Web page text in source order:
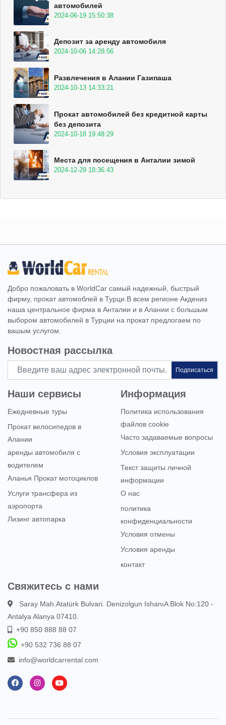
автомобилей
2024-06-19 15:50:38
Депозит за аренду автомобиля
2024-10-06 14:28:56
Развлечения в Алании Газипаша
2024-10-13 14:33:21
Прокат автомобилей без кредитной карты
без депозита
2024-10-18 19:48:29
Места для посещения в Анталии зимой
2024-12-29 18:36:43
Добро пожаловать в WorldCar самый надежный, быстрый
фирму, прокат автомоблей в Турци.В всем регионе Акдениз
наша центральное фирма в Анталии и в Алании с большым
выбором автомобилей в Турции на прокат предлогаем по
вашым услугом.
Новостная рассылка
Подписаться
Наши сервисы
Ежедневные туры
Прокат велосипедов в
Алании
аренды автомобиля с
водителем
Аланья Прокат мотоциклов
Услуги трансфера из
аэропорта
Лизинг автопарка
Информация
Политика использования
файлов cookie
Часто задаваемые вопросы
Условия эксплуатации
Текст защиты личной
информации
О нас
политика
конфиденциальности
Условия отмены
Условия аренды
контакт
Свяжитесь с нами
Saray Mah.Atatürk Bulvari. Denizolgun IshanıA Blok No:120 -
Antalya Alanya 07410.
+90 850 888 88 07
+90 532 736 88 07
info@worldcarrental.com